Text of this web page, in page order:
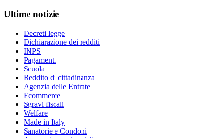
Ultime notizie
Decreti legge
Dichiarazione dei redditi
INPS
Pagamenti
Scuola
Reddito di cittadinanza
Agenzia delle Entrate
Ecommerce
Sgravi fiscali
Welfare
Made in Italy
Sanatorie e Condoni